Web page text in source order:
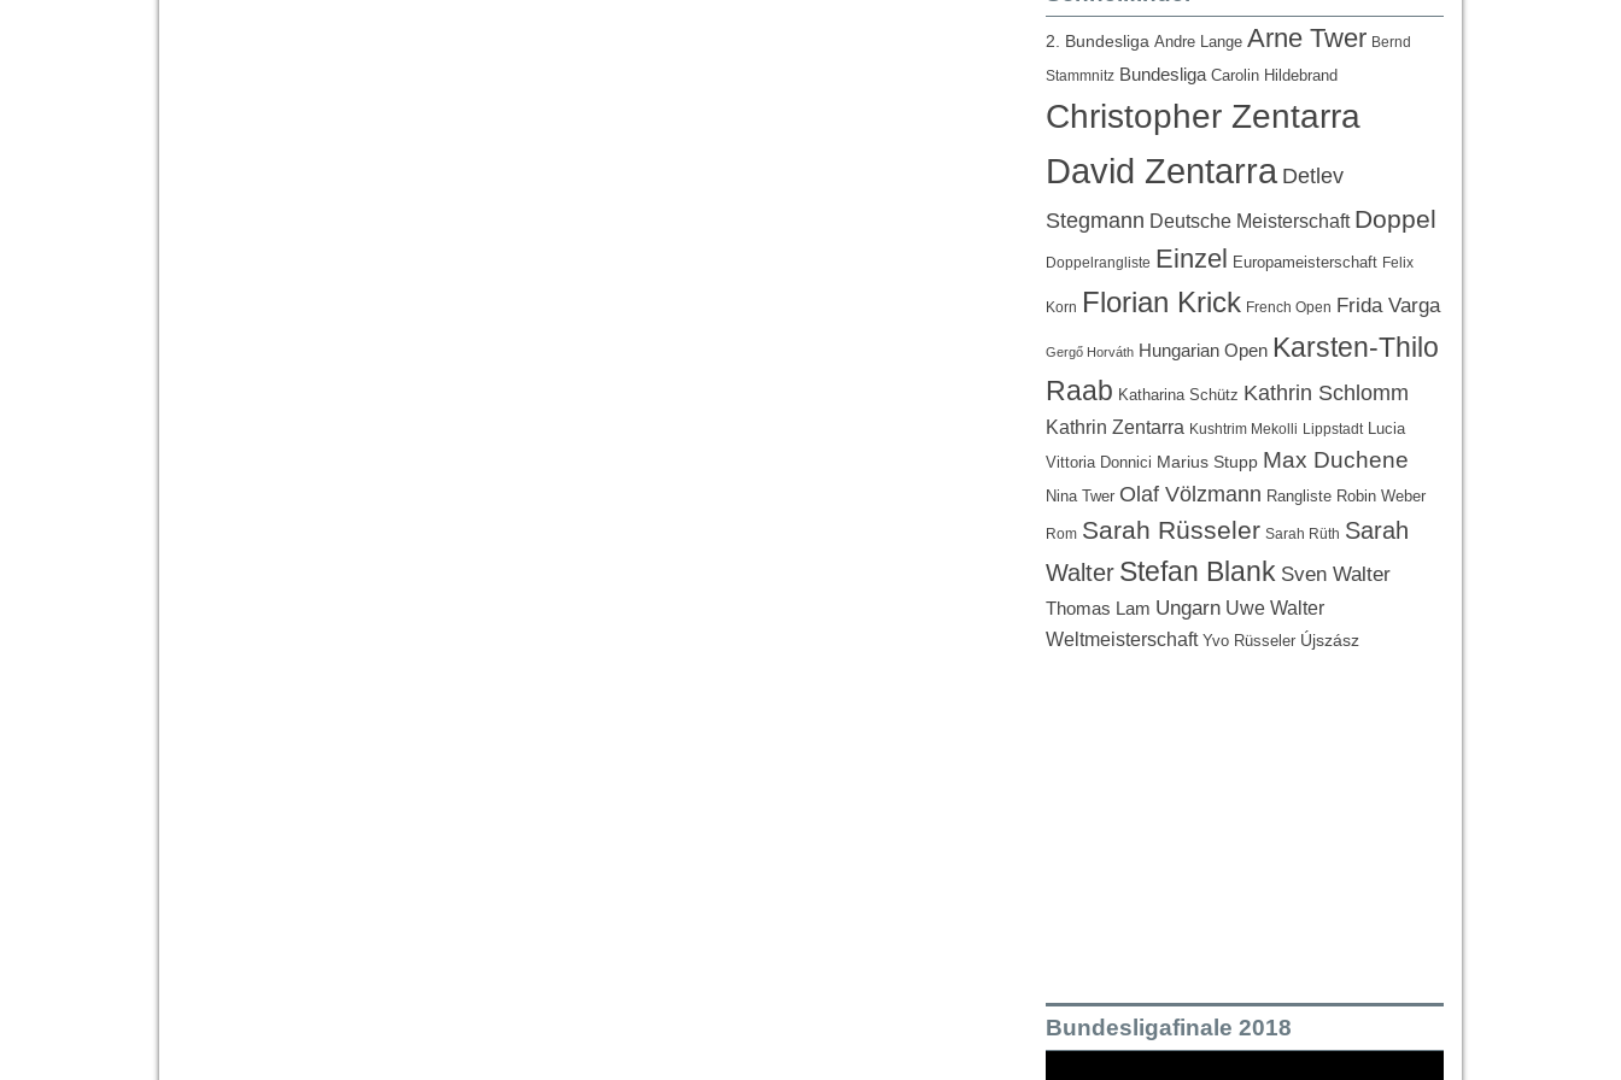
2. Bundesliga Andre Lange Arne Twer Bernd
Stammnitz Bundesliga Carolin Hildebrand
Christopher Zentarra
David Zentarra Detlev
Stegmann Deutsche Meisterschaft Doppel
Doppelrangliste Einzel Europameisterschaft Felix
Korn Florian Krick French Open Frida Varga
Gergő Horváth Hungarian Open Karsten-Thilo
Raab Katharina Schütz Kathrin Schlomm
Kathrin Zentarra Kushtrim Mekolli Lippstadt
Lucia
Vittoria Donnici Marius Stupp Max Duchene
Nina Twer Olaf Völzmann Rangliste Robin Weber
Rom Sarah Rüsseler Sarah Rüth Sarah
Walter Stefan Blank Sven Walter
Thomas Lam Ungarn Uwe Walter
Weltmeisterschaft Yvo Rüsseler Újszász
Bundesligafinale 2018